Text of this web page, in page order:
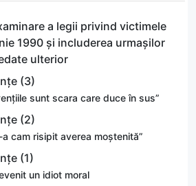
a legii privind victimele
1990 și includerea urmașilor
ulterior
(3)
sunt scara care duce în sus”
(2)
a cam risipit averea moștenită”
(1)
un idiot moral